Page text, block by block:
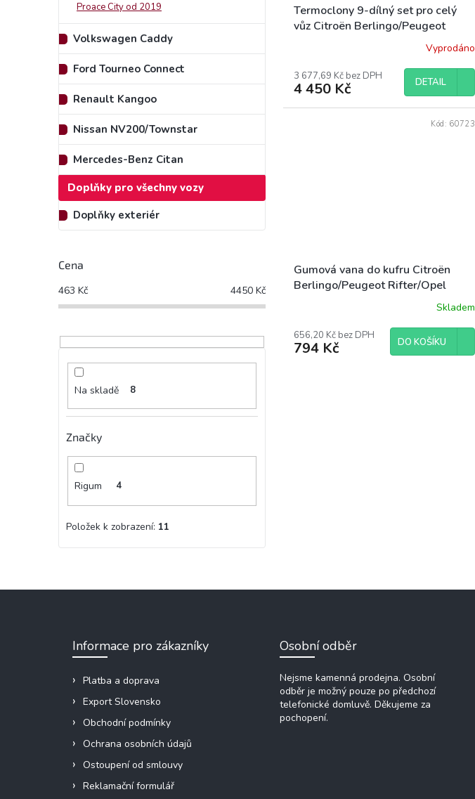
Proace City od 2019
Volkswagen Caddy
Ford Tourneo Connect
Renault Kangoo
Nissan NV200/Townstar
Mercedes-Benz Citan
Doplňky pro všechny vozy
Doplňky exteriér
Cena
463 Kč 4450 Kč
Na skladě 8
Značky
Rigum 4
Položek k zobrazení: 11
Termoclony 9-dílný set pro celý
vůz Citroën Berlingo/Peugeot
Partner-Rifter/Opel Combo/Fiat
Doblo/Toyota ProAce City 2019-
L2 2kř.
Vyprodáno
3 677,69 Kč bez DPH
4 450 Kč DETAIL
Gumová vana do kufru Citroën
Berlingo/Peugeot Rifter/Opel
Combo/Fiat Doblo/Toyota Proace
Skladem
656,20 Kč bez DPH
794 Kč DO KOŠÍKU
Kód: 60723
Informace pro zákazníky
Platba a doprava
Export Slovensko
Obchodní podmínky
Ochrana osobních údajů
Ostoupení od smlouvy
Reklamační formulář
Osobní odběr
Nejsme kamenná prodejna. Osobní
odběr je možný pouze po předchozí
telefonické domluvě. Děkujeme za
pochopení.